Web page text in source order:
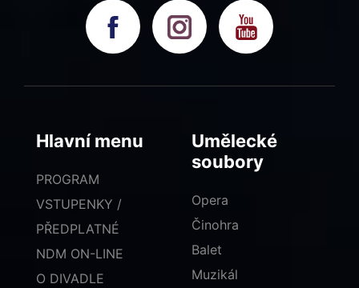
Hlavní menu
PROGRAM
VSTUPENKY /
PŘEDPLATNÉ
NDM ON-LINE
O DIVADLE
Umělecké
soubory
Opera
Činohra
Balet
Muzikál